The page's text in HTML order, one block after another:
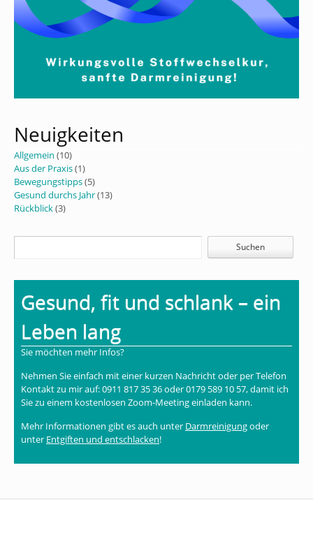
Neuigkeiten
Allgemein (10)
Aus der Praxis(1)
Bewegungstipps(5)
Gesund durchs Jahr(13)
Rückblick(3)
Gesund, fit und schlank – ein
Leben lang
Sie möchten mehr Infos?
Nehmen Sie einfach mit einer kurzen Nachricht oder per Telefon
Kontakt zu mir auf: 0911 817 35 36 oder 0179 589 10 57, damit ich
Sie zu einem kostenlosen Zoom-Meeting einladen kann.
Mehr Informationen gibt es auch unter Darmreinigungoder
unter Entgiften und entschlacken!